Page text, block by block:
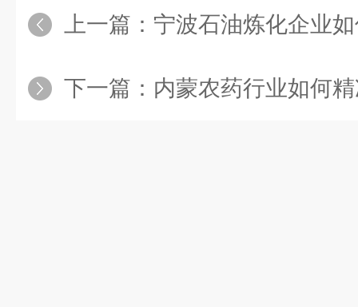
上一篇： 宁波石油炼化企业如何选
下一篇： 内蒙农药行业如何精准防范溶剂类挥